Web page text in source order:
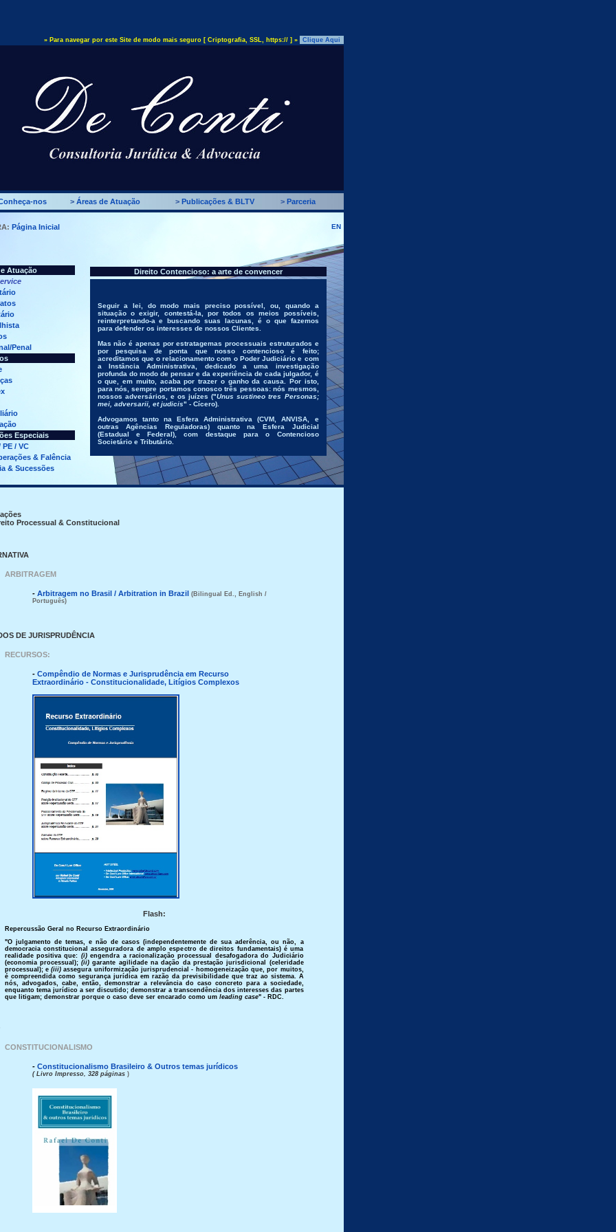
» Para navegar por este Site de modo mais seguro [ Criptografia, SSL, https:// ] » Clique Aqui
nos > Áreas de Atuação > Publicações & BLTV > Parceria
Página Inicial EN
Atuação
Penal
Especiais
PE / VC
& Falência
& Sucessões
Direito Contencioso: a arte de convencer
Seguir a lei, do modo mais preciso possível, ou, quando a
situação o exigir, contestá-la, por todos os meios possíveis,
reinterpretando-a e buscando suas lacunas, é o que fazemos
para defender os interesses de nossos Clientes.
Mas não é apenas por estratagemas processuais estruturados e
por pesquisa de ponta que nosso contencioso é feito;
acreditamos que o relacionamento com o Poder Judiciário e com
a Instância Administrativa, dedicado a uma investigação
profunda do modo de pensar e da experiência de cada julgador, é
o que, em muito, acaba por trazer o ganho da causa. Por isto,
para nós, sempre portamos conosco três pessoas: nós mesmos,
nossos adversários, e os juízes ("Unus sustineo tres Personas;
mei, adversarii, et judicis" - Cícero).
Advogamos tanto na Esfera Administrativa (CVM, ANVISA, e
outras Agências Reguladoras) quanto na Esfera Judicial
(Estadual e Federal), com destaque para o Contencioso
Societário e Tributário.
Processual & Constitucional
ARBITRAGEM
- Arbitragem no Brasil / Arbitration in Brazil (Bilingual Ed., English /
Português)
DE JURISPRUDÊNCIA
RECURSOS:
- Compêndio de Normas e Jurisprudência em Recurso
Extraordinário - Constitucionalidade, Litígios Complexos
Flash:
Repercussão Geral no Recurso Extraordinário
"O julgamento de temas, e não de casos (independentemente de sua aderência, ou não, a
democracia constitucional asseguradora de amplo espectro de direitos fundamentais) é uma
realidade positiva que: (i)engendra a racionalização processual desafogadora do Judiciário
(economia processual);(ii) garante agilidade na dação da prestação jurisdicional (celeridade
processual); e(iii) assegura uniformização jurisprudencial - homogeneização que, por muitos,
é compreendida como segurança jurídica em razão da previsibilidade que traz ao sistema. A
nós, advogados, cabe, então, demonstrar a relevância do caso concreto para a sociedade,
enquanto tema jurídico a ser discutido; demonstrar a transcendência dos interesses das partes
que litigam; demonstrar porque o caso deve ser encarado como um leading case" - RDC.
CONSTITUCIONALISMO
- Constitucionalismo Brasileiro & Outros temas jurídicos
( Livro Impresso, 328 páginas )